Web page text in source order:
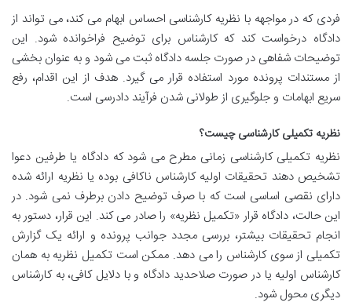
فردی که در مواجهه با نظریه کارشناسی احساس ابهام می کند، می تواند از
دادگاه درخواست کند که کارشناس برای توضیح فراخوانده شود. این
توضیحات شفاهی در صورت جلسه دادگاه ثبت می شود و به عنوان بخشی
از مستندات پرونده مورد استفاده قرار می گیرد. هدف از این اقدام، رفع
سریع ابهامات و جلوگیری از طولانی شدن فرآیند دادرسی است.
نظریه تکمیلی کارشناسی چیست؟
نظریه تکمیلی کارشناسی زمانی مطرح می شود که دادگاه یا طرفین دعوا
تشخیص دهند تحقیقات اولیه کارشناس ناکافی بوده یا نظریه ارائه شده
دارای نقصی اساسی است که با صرف توضیح دادن برطرف نمی شود. در
این حالت، دادگاه قرار «تکمیل نظریه» را صادر می کند. این قرار، دستور به
انجام تحقیقات بیشتر، بررسی مجدد جوانب پرونده و ارائه یک گزارش
تکمیلی از سوی کارشناس را می دهد. ممکن است تکمیل نظریه به همان
کارشناس اولیه یا در صورت صلاحدید دادگاه و با دلایل کافی، به کارشناس
دیگری محول شود.